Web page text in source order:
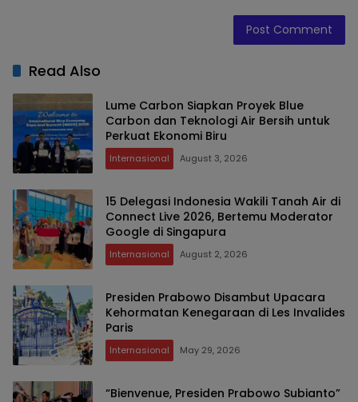
Read Also
Lume Carbon Siapkan Proyek Blue
Carbon dan Teknologi Air Bersih untuk
Perkuat Ekonomi Biru
Internasional August 3, 2026
15 Delegasi Indonesia Wakili Tanah Air di
Connect Live 2026, Bertemu Moderator
Google di Singapura
Internasional August 2, 2026
Presiden Prabowo Disambut Upacara
Kehormatan Kenegaraan di Les Invalides
Paris
Internasional May 29, 2026
“Bienvenue, Presiden Prabowo Subianto”